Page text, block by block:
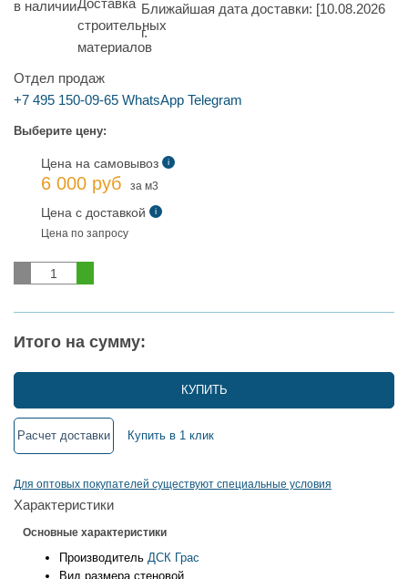
Ближайшая дата доставки: [10.08.2026
г.
Отдел продаж
+7 495 150-09-65 WhatsApp Telegram
Выберите цену:
Цена на самовывоз i
6 000 руб за м3
Цена с доставкой i
Цена по запросу
Итого на сумму:
КУПИТЬ
Расчет доставки Купить в 1 клик
Для оптовых покупателей существуют специальные условия
Характеристики
Основные характеристики
Производитель ДСК Грас
Вид размера стеновой